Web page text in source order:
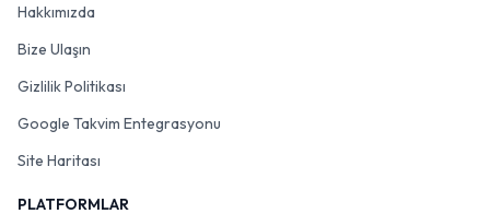
Hakkımızda
Bize Ulaşın
Gizlilik Politikası
Google Takvim Entegrasyonu
Site Haritası
PLATFORMLAR